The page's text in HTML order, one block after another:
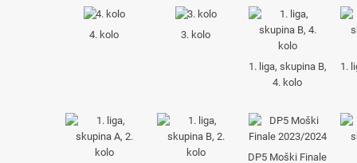
4. kolo 3. kolo
1. liga, skupina B,
4. kolo
1.
DP5 Moški Finale